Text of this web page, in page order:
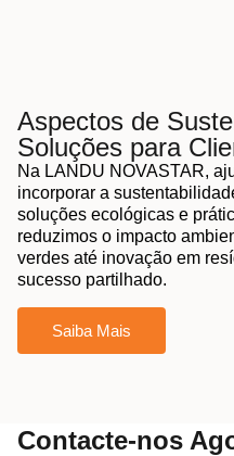
Aspectos de
Soluções para
Na LANDU NOVASTAR,
incorporar a
soluções ecológicas e
reduzimos o impacto
verdes até inovação em
sucesso partilhado.
Saiba Mais
Contacte-nos